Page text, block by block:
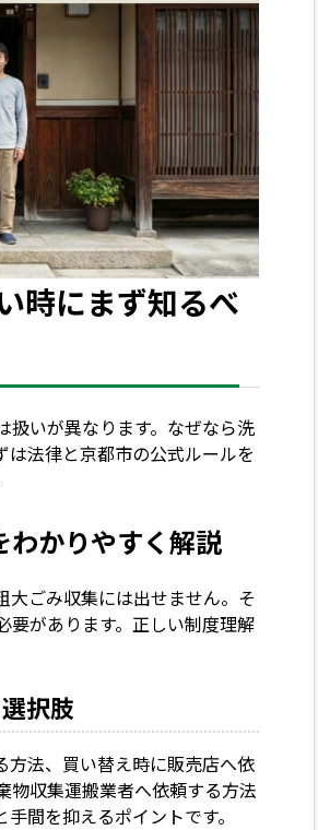
時にまず知るべ
扱いが異なります。なぜなら洗
法律と京都市の公式ルールを
わかりやすく解説
大ごみ収集には出せません。そ
要があります。正しい制度理解
択肢
方法、買い替え時に販売店へ依
物収集運搬業者へ依頼する方法
間を抑えるポイントです。